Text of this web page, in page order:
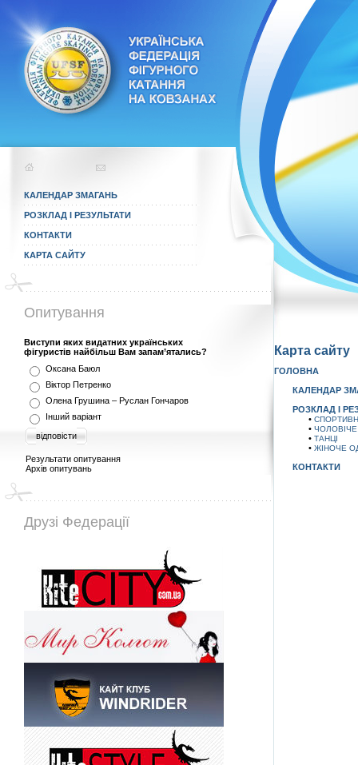
КАЛЕНДАР ЗМАГАНЬ
РОЗКЛАД І РЕЗУЛЬТАТИ
КОНТАКТИ
КАРТА САЙТУ
Опитування
Виступи яких видатних українських
фігуристів найбільш Вам запам’ятались?
Оксана Баюл
Віктор Петренко
Олена Грушина – Руслан Гончаров
Інший варіант
відповісти
Результати опитування
Архів опитувань
Друзі Федерації
Карта сайту
ГОЛОВНА
КАЛЕНДАР
РОЗКЛАД І
•
•
• ТАНЦІ
• ЖІНОЧЕ
КОНТАКТИ